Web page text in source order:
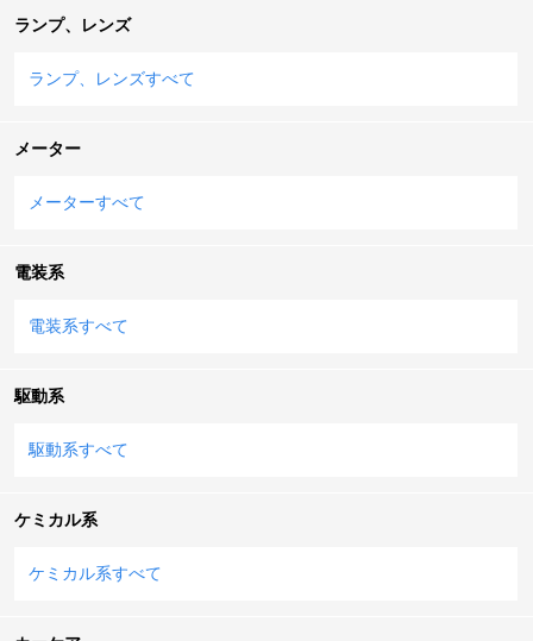
ランプ、レンズ
ランプ、レンズすべて
メーター
メーターすべて
電装系
電装系すべて
駆動系
駆動系すべて
ケミカル系
ケミカル系すべて